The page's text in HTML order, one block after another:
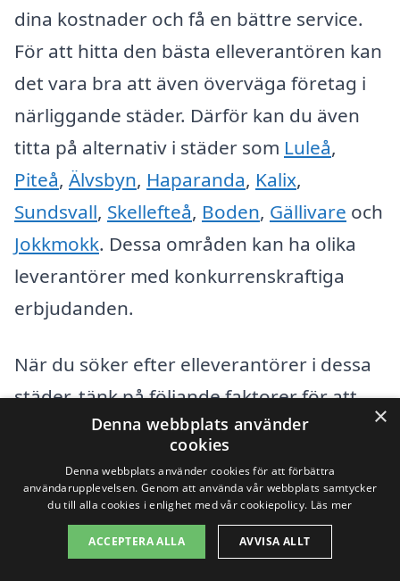
dina kostnader och få en bättre service.
För att hitta den bästa elleverantören kan
det vara bra att även överväga företag i
närliggande städer. Därför kan du även
titta på alternativ i städer som Luleå,
Piteå, Älvsbyn, Haparanda, Kalix,
Sundsvall, Skellefteå, Boden, Gällivare och
Jokkmokk. Dessa områden kan ha olika
leverantörer med konkurrenskraftiga
erbjudanden.
När du söker efter elleverantörer i dessa
städer, tänk på följande faktorer för att
säkerställa att du gör ett välgrundat val:
Priser:Jämför kostnader mellan olika
leverantörer för att hitta det bästa
erbjudandet.
×
Denna webbplats använder
cookies
Denna webbplats använder cookies för att förbättra
användarupplevelsen. Genom att använda vår webbplats samtycker
du till alla cookies i enlighet med vår cookiepolicy. Läs mer
ACCEPTERA ALLA AVVISA ALLT